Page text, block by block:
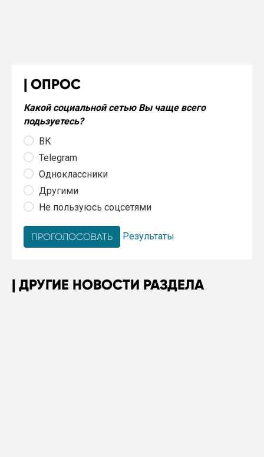
ОПРОС
Какой социальной сетью Вы чаще всего
подьзуетесь?
ВК
Telegram
Одноклассники
Другими
Не пользуюсь соцсетями
Результаты
ДРУГИЕ НОВОСТИ РАЗДЕЛА